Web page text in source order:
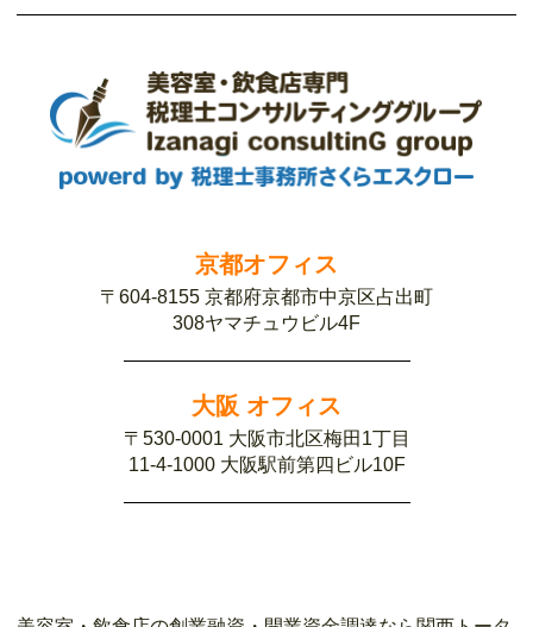
京都オフィス
〒604-8155 京都府京都市中京区占出町
308ヤマチュウビル4F
大阪 オフィス
〒530-0001 大阪市北区梅田1丁目
11-4-1000 大阪駅前第四ビル10F